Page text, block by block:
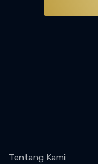
Tentang Kami